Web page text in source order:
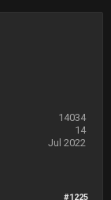
14034
14
Jul 2022
#1225